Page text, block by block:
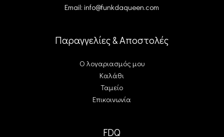
Email: info@funkdaqueen.com
Παραγγελίες & Αποστολές
Ο λογαριασμός μου
Καλάθι
Ταμείο
Επικοινωνία
FDQ